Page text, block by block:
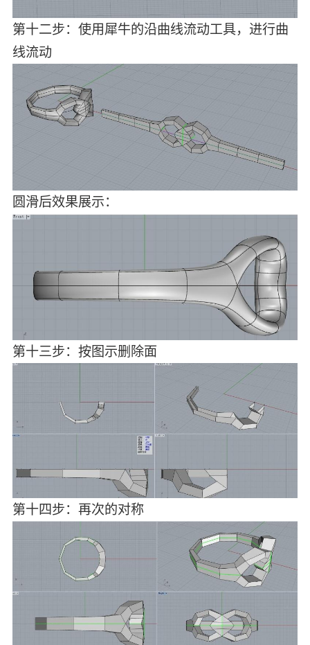
第十二步：使用犀牛的沿曲线流动工具，进行曲
线流动
圆滑后效果展示：
第十三步：按图示删除面
第十四步：再次的对称